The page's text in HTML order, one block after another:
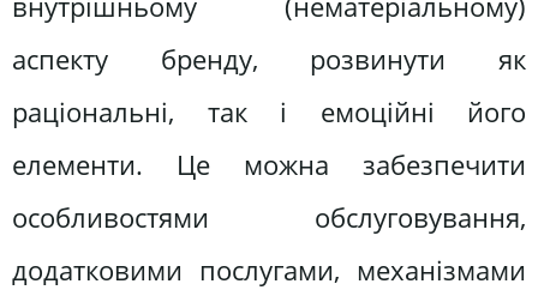
аспекту бренду, розвинути як
раціональні, так і емоційні його
елементи. Це можна забезпечити
особливостями обслуговування,
додатковими послугами, механізмами